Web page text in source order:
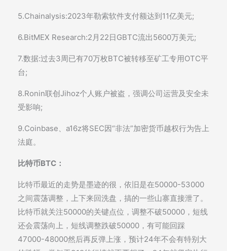
5.Chainalysis:2023年勒索软件支付额达到11亿美元;
6.BitMEX Research:2月22日GBTC流出5600万美元;
7.数据:过去3周已有70万枚BTC被转移至矿工专用OTC平
台;
8.Ronin联创Jihoz个人账户被盗，强调公司运营及安全未
受影响;
9.Coinbase、a16z将SEC因“非法”加密货币越权行为告上
法庭。
比特币BTC：
比特币最近的走势是墨迹的很，依旧是在50000-53000
之间震荡调整，上下来回洗盘，搞的一些山寨直接泄了。
比特币就关注50000的关键点位，调整不破50000，短线
还会震荡向上，短线调整跌破50000，有可能回踩
47000-48000然后再反弹上涨，预计24年不会有特别大